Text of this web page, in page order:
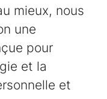
mieux, nous
une
pour
et la
et